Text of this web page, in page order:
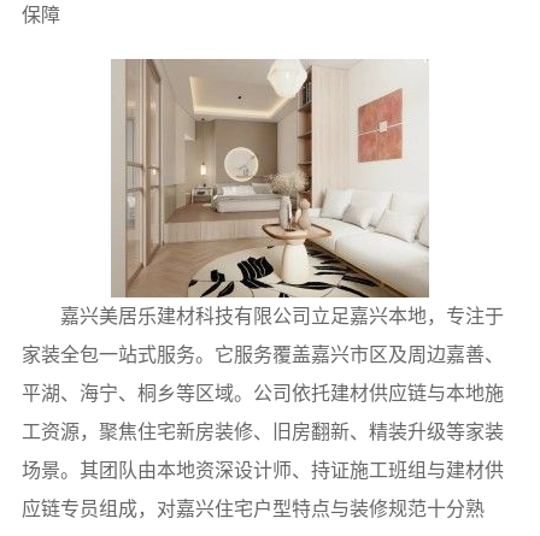
保障
嘉兴美居乐建材科技有限公司立足嘉兴本地，专注于
家装全包一站式服务。它服务覆盖嘉兴市区及周边嘉善、
平湖、海宁、桐乡等区域。公司依托建材供应链与本地施
工资源，聚焦住宅新房装修、旧房翻新、精装升级等家装
场景。其团队由本地资深设计师、持证施工班组与建材供
应链专员组成，对嘉兴住宅户型特点与装修规范十分熟